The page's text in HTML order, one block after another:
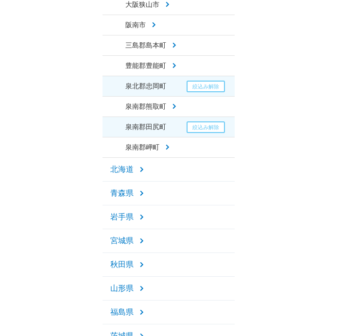
大阪狭山市
阪南市
三島郡島本町
豊能郡豊能町
泉北郡忠岡町
泉南郡熊取町
泉南郡田尻町
泉南郡岬町
北海道
青森県
岩手県
宮城県
秋田県
山形県
福島県